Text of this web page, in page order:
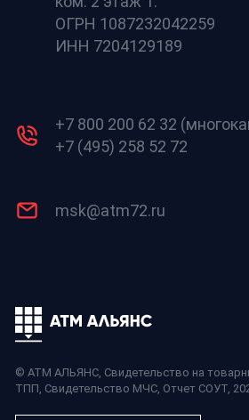
ОГРН 1087232042259
ИНН 7204129189
+7 800 200 62 32
+7 (495) 258 52 72
msk@atm72.ru
© АТМ АЛЬЯНС, Свидетельство на
ТПП, Свидетельство МЧС, Отчет СОУТ,